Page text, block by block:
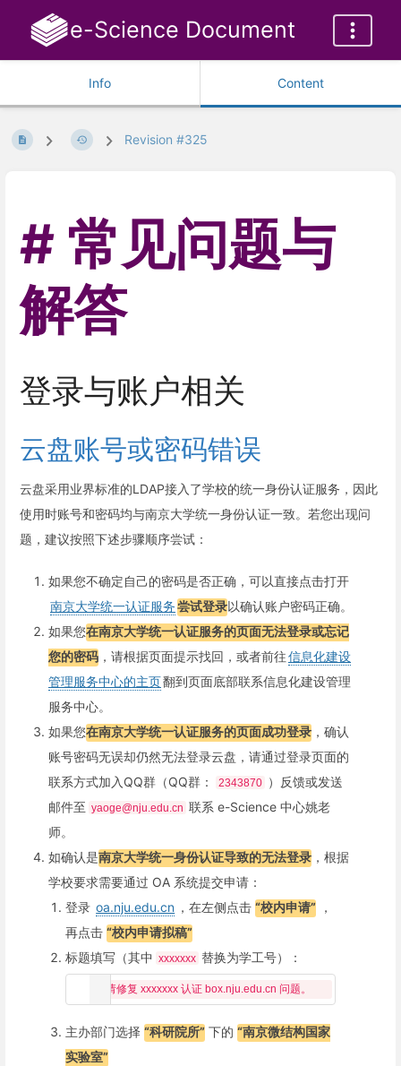
e-Science Document
Info Content
Revision #325
常见问题与
解答
登录与账户相关
云盘账号或密码错误
云盘采用业界标准的LDAP接入了学校的统一身份认证服务，因此
使用时账号和密码均与南京大学统一身份认证一致。若您出现问
题，建议按照下述步骤顺序尝试：
如果您不确定自己的密码是否正确，可以直接点击打开
南京大学统一认证服务尝试登录以确认账户密码正确。
如果您在南京大学统一认证服务的页面无法登录或忘记
您的密码 ，请根据页面提示找回，或者前往信息化建设
管理服务中心的主页翻到页面底部联系信息化建设管理
服务中心。
如果您在南京大学统一认证服务的页面成功登录 ，确认
账号密码无误却仍然无法登录云盘，请通过登录页面的
联系方式加入QQ群（QQ群：
2343870
）反馈或发送
邮件至 yaoge@nju.edu.cn 联系 e-Science 中心姚老
师。
如确认是南京大学统一身份认证导致的无法登录 ，根据
学校要求需要通过 OA 系统提交申请：
登录 oa.nju.edu.cn ，在左侧点击“校内申请” ，
再点击“校内申请拟稿”
标题填写（其中
xxxxxxx 替换为学工号）：
主办部门选择“科研院所” 下的“南京微结构国家
实验室”